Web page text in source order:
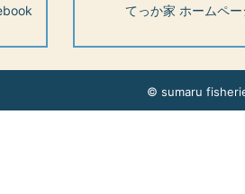
てっか家 ホームペ
© sumaru